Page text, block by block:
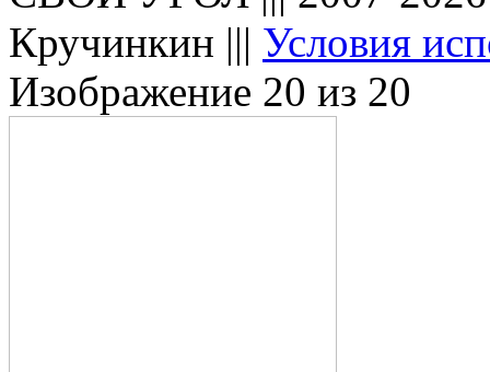
Кручинкин ||| Условия
Изображение 20 из 20